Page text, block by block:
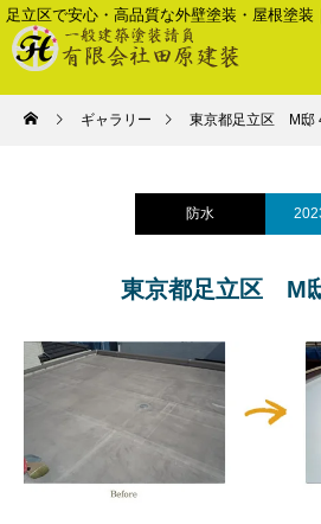
足立区で安心・高品質な外壁塗装・屋根塗装
ギャラリー 東京都足立区 M邸
防水
東京都足立区 M